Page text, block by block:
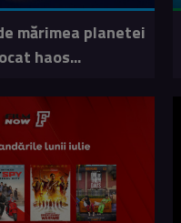
mărimea planetei
haos...